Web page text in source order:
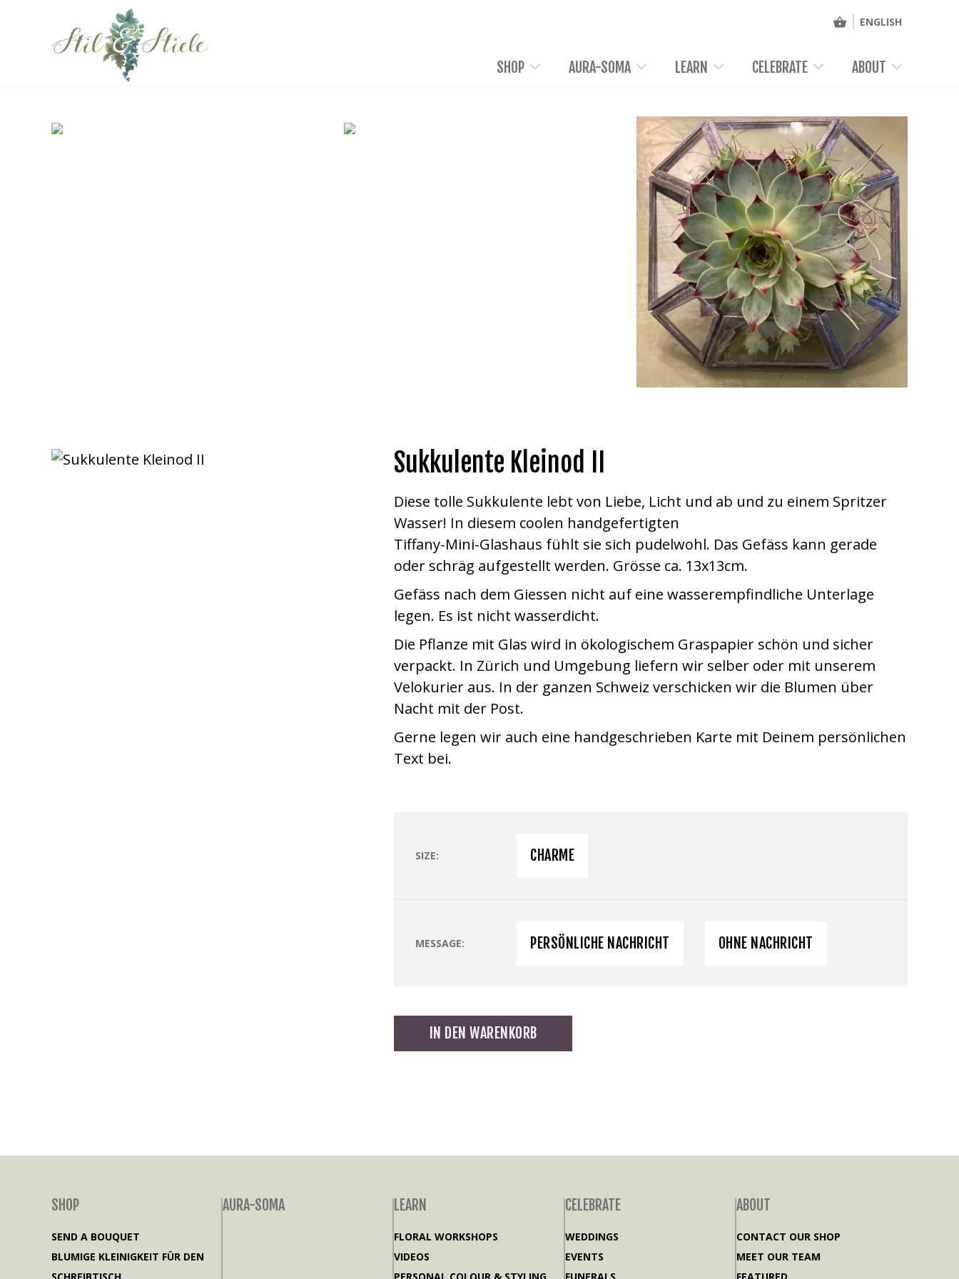
SHOP AURA-SOMA LEARN CELEBRATE ABOUT
ENGLISH
Sukkulente Kleinod II
Diese tolle Sukkulente lebt von Liebe, Licht und ab und zu einem Spritzer
Wasser! In diesem coolen handgefertigten
Tiffany-Mini-Glashaus fühlt sie sich pudelwohl. Das Gefäss kann gerade
oder schräg aufgestellt werden. Grösse ca. 13x13cm.
Gefäss nach dem Giessen nicht auf eine wasserempfindliche Unterlage
legen. Es ist nicht wasserdicht.
Die Pflanze mit Glas wird in ökologischem Graspapier schön und sicher
verpackt. In Zürich und Umgebung liefern wir selber oder mit unserem
Velokurier aus. In der ganzen Schweiz verschicken wir die Blumen über
Nacht mit der Post.
Gerne legen wir auch eine handgeschrieben Karte mit Deinem persönlichen
Text bei.
SIZE CHARME
MESSAGE PERSÖNLICHE NACHRICHT OHNE NACHRICHT
Sukkulente
Kleinod
IN DEN WARENKORB
SHOP
SEND A BOUQUET
BLUMIGE KLEINIGKEIT FÜR DEN
AURA-SOMA LEARN
FLORAL WORKSHOPS
VIDEOS
CELEBRATE
WEDDINGS
EVENTS
ABOUT
CONTACT OUR SHOP
MEET OUR TEAM